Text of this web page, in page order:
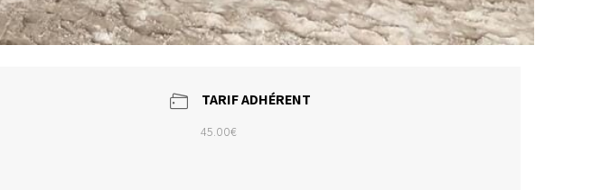
TARIF ADHÉRENT
45.00€